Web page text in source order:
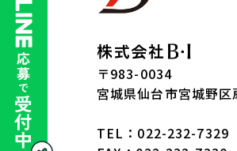
〒983-0034
宮城県仙台市宮城野
TEL：022-232-7329